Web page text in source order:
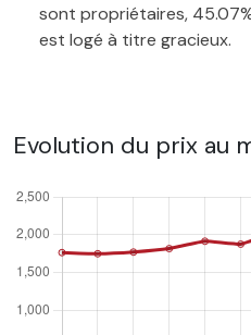
sont propriétaires,
est logé à titre gracieux.
Evolution du prix au